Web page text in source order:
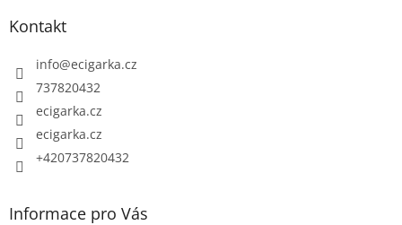
Kontakt
info@ecigarka.cz
737820432
ecigarka.cz
ecigarka.cz
+420737820432
Informace pro Vás